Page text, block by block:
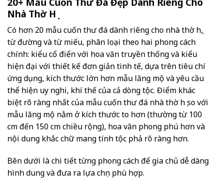
Nhà Thờ Họ
Có hơn 20 mẫu cuốn thư đá dành riêng cho nhà thờ họ,
từ đường và từ miếu, phân loại theo hai phong cách
chính: kiểu cổ điển với hoa văn truyền thống và kiểu
hiện đại với thiết kế đơn giản tinh tế, dựa trên tiêu chí
ứng dụng, kích thước lớn hơn mẫu lăng mộ và yêu cầu
thể hiện uy nghi, khí thế của cả dòng tộc. Điểm khác
biệt rõ ràng nhất của mẫu cuốn thư đá nhà thờ họ so với
mẫu lăng mộ nằm ở kích thước to hơn (thường từ 100
cm đến 150 cm chiều rộng), hoa văn phong phú hơn và
nội dung khắc chữ mang tính tộc phả rõ ràng hơn.
Bên dưới là chi tiết từng phong cách để gia chủ dễ dàng
hình dung và đưa ra lựa chọn phù hợp.